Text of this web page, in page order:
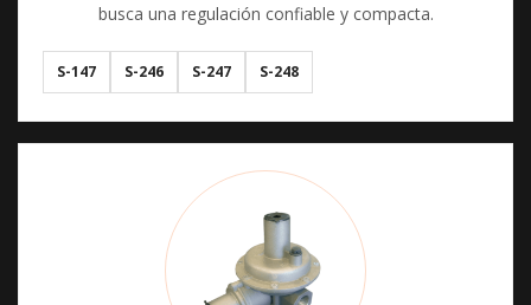
busca una regulación confiable y compacta.
S-147 S-246 S-247 S-248